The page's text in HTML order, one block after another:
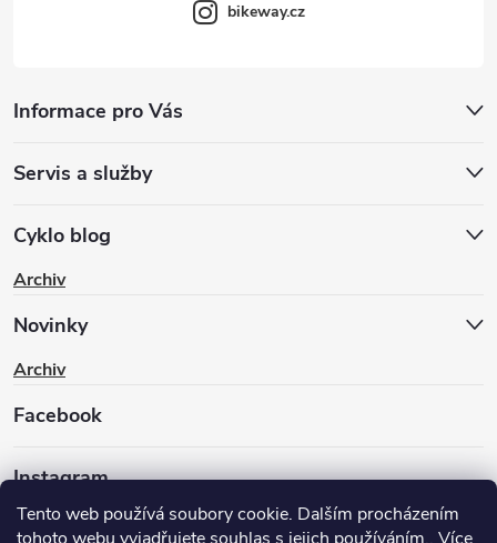
Tento web používá soubory cookie. Dalším procházením
bikeway.cz
Informace pro Vás
Servis a služby
Cyklo blog
Archiv
Novinky
Archiv
Facebook
Instagram